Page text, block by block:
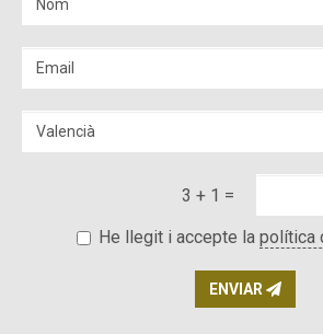
3 + 1 =
He llegit i accepte la política
ENVIAR